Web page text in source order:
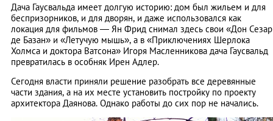
Дача Гаусвальда имеет долгую историю: дом был жильем и для
беспризорников, и для дворян, и даже использовался как
локация для фильмов — Ян Фрид снимал здесь свои «Дон Сезар
де Базан» и «Летучую мышь», а в «Приключениях Шерлока
Холмса и доктора Ватсона» Игоря Масленникова дача Гаусвальд
превратилась в особняк Ирен Адлер.
Сегодня власти приняли решение разобрать все деревянные
части здания, а на их месте установить постройку по проекту
архитектора Даянова. Однако работы до сих пор не начались.